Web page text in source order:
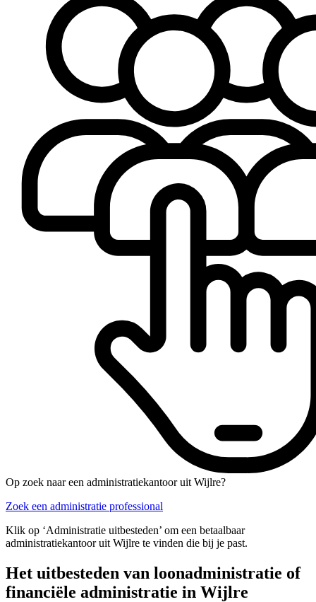
Op zoek naar een administratiekantoor uit Wijlre?
Zoek een administratie professional
Klik op ‘Administratie uitbesteden’ om een betaalbaar
administratiekantoor uit Wijlre te vinden die bij je past.
Het uitbesteden van loonadministratie of
financiële administratie in Wijlre